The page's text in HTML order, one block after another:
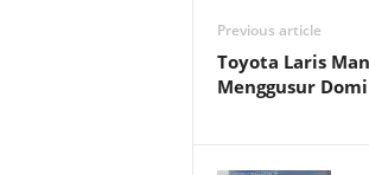
Previous article
Toyota Laris
Menggusur